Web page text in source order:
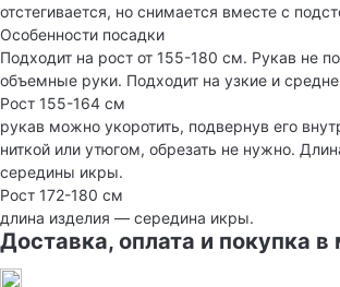
отстегивается, но снимается вместе с
Особенности посадки
Подходит на рост от 155-180 см. Рукав не
объемные руки. Подходит на узкие и
Рост 155-164 см
рукав можно укоротить, подвернув его
ниткой или утюгом, обрезать не нужно.
середины икры.
Рост 172-180 см
длина изделия — середина икры.
Доставка, оплата и покупка в